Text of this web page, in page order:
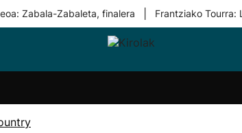
Zabala-Zabaleta, finalera Frantziako Tourra:
Taldeak